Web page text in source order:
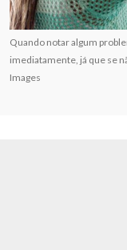
Quando notar algum
imediatamente, já que se
Images